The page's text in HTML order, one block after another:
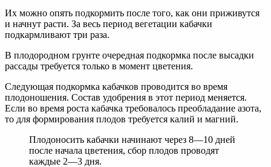
Их можно опять подкормить после того, как они приживутся
и начнут расти. За весь период вегетации кабачки
подкармливают три раза.
В плодородном грунте очередная подкормка после высадки
рассады требуется только в момент цветения.
Следующая подкормка кабачков проводится во время
плодоношения. Состав удобрения в этот период меняется.
Если во время роста кабачка требовалось преобладание азота,
то для формирования плодов требуется калий и магний.
Плодоносить кабачки начинают через 8—10 дней
после начала цветения, сбор плодов проводят
каждые 2—3 дня.